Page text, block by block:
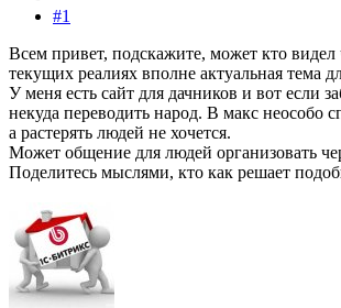
#1
Всем привет, подскажите, может кто видел
текущих реалиях вполне актуальная тема
У меня есть сайт для дачников и вот если
некуда переводить народ. В макс неособо
а растерять людей не хочется.
Может общение для людей организовать
Поделитесь мыслями, кто как решает